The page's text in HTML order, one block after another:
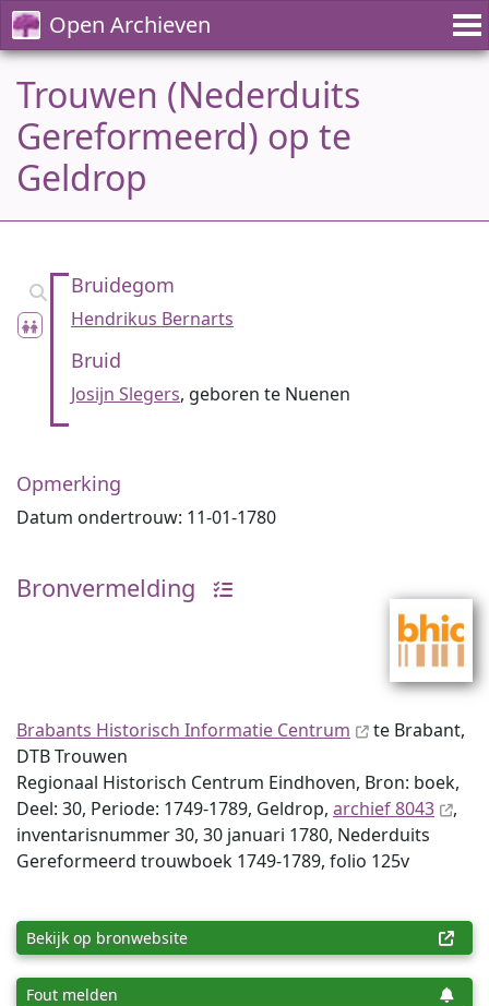
Open Archieven
Trouwen (Nederduits
Gereformeerd) op te
Geldrop
Bruidegom
Hendrikus Bernarts
Bruid
Josijn Slegers, geboren te Nuenen
Opmerking
Datum ondertrouw: 11-01-1780
Bronvermelding
Brabants Historisch Informatie Centrum
te Brabant,
DTB Trouwen
Regionaal Historisch Centrum Eindhoven, Bron: boek,
Deel: 30, Periode: 1749-1789, Geldrop, archief 8043
,
inventaris­num­mer 30, 30 januari 1780, Nederduits
Gereformeerd trouwboek 1749-1789, folio 125v
Bekijk op bronwebsite
Fout melden